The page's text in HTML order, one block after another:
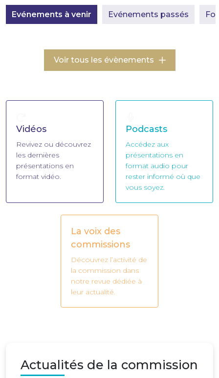
Evénements à venir Evénements passés
Voir tous les évènements
Vidéos
Revivez ou découvrez
les dernières
présentations en
format vidéo.
Podcasts
Accédez aux
présentations en
format audio pour
rester informé où que
vous soyez.
La voix des
commissions
Découvrez l’activité de
la commission dans
notre revue dédiée à
leur actualité.
Actualités de la commission